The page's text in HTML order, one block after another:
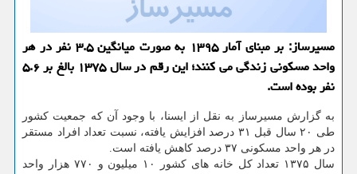
مسیرساز: بر مبنای آمار ۱۳۹۵ به صورت میانگین ۳.۵ نفر در هر
واحد مسكونی زندگی می كنند؛ این رقم در سال ۱۳۷۵ بالغ بر ۵.۶
نفر بوده است.
به گزارش مسیرساز به نقل از ایسنا، با وجود آن كه جمعیت كشور
طی ۲۰ سال قبل ۳۱ درصد افزایش یافته، نسبت تعداد افراد مستقر
در هر واحد مسكونی ۳۷ درصد كاهش یافته است.
سال ۱۳۷۵ تعداد كل خانه های كشور ۱۰ میلیون و ۷۷۰ هزار واحد